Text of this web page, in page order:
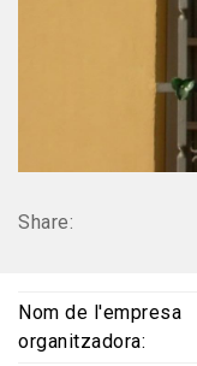
Share:
Nom de l'empresa
organitzadora